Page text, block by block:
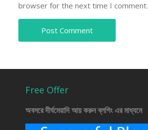
browser for the next time I comment.
Free Offer
অবসরে দীর্ঘমেয়াদি আয় করুন ব্লগিং এর মাধ্যমে